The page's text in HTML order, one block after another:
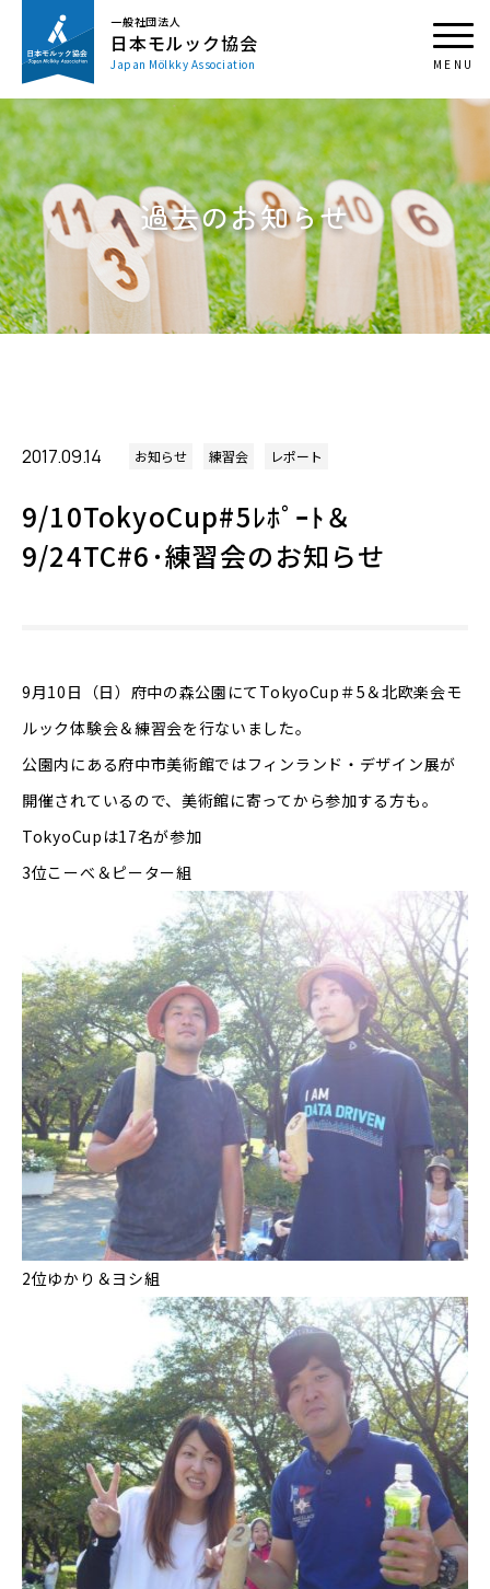
一般社団法人
日本モルック協会
Japan Mölkky Association
過去のお知らせ
2017.09.14 お知らせ 練習会 レポート
9/10TokyoCup#5ﾚﾎﾟｰﾄ＆
9/24TC#6･練習会のお知らせ
9月10日（日）府中の森公園にてTokyoCup＃5＆北欧楽会モ
ルック体験会＆練習会を行ないました。
公園内にある府中市美術館ではフィンランド・デザイン展が
開催されているので、美術館に寄ってから参加する方も。
TokyoCupは17名が参加
3位こーべ＆ピーター組
2位ゆかり＆ヨシ組